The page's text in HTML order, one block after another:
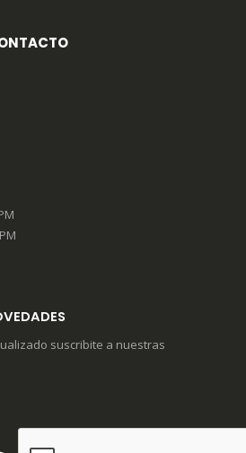
suscribite a nuestras